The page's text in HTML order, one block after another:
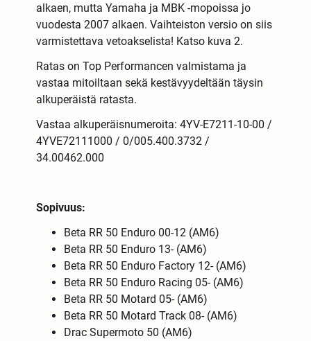
alkaen, mutta Yamaha ja MBK -mopoissa jo
vuodesta 2007 alkaen. Vaihteiston versio on siis
varmistettava vetoakselista! Katso kuva 2.
Ratas on Top Performancen valmistama ja
vastaa mitoiltaan sekä kestävyydeltään täysin
alkuperäistä ratasta.
Vastaa alkuperäisnumeroita: 4YV-E7211-10-00 /
4YVE72111000 / 0/005.400.3732 /
34.00462.000
Sopivuus:
Beta RR 50 Enduro 00-12 (AM6)
Beta RR 50 Enduro 13- (AM6)
Beta RR 50 Enduro Factory 12- (AM6)
Beta RR 50 Enduro Racing 05- (AM6)
Beta RR 50 Motard 05- (AM6)
Beta RR 50 Motard Track 08- (AM6)
Drac Supermoto 50 (AM6)